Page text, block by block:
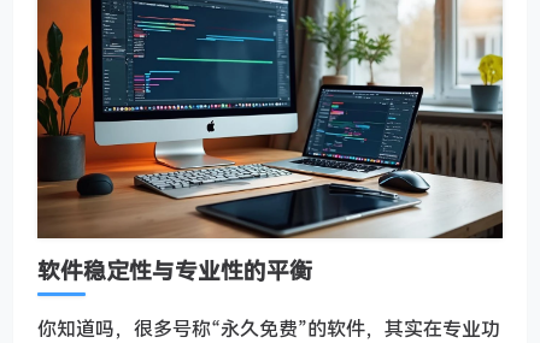
软件稳定性与专业性的平衡
你知道吗，很多号称“永久免费”的软件，其实在专业功